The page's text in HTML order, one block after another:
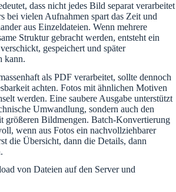
dass nicht jedes Bild separat verarbeitet
bei vielen Aufnahmen spart das Zeit und
aus Einzeldateien. Wenn mehrere
Struktur gebracht werden, entsteht ein
gespeichert und später
kann.
als PDF verarbeitet, sollte dennoch
achten. Fotos mit ähnlichen Motiven
werden. Eine saubere Ausgabe unterstützt
Umwandlung, sondern auch den
größeren Bildmengen. Batch-Konvertierung
wenn aus Fotos ein nachvollziehbarer
die Übersicht, dann die Details, dann
von Dateien auf den Server und